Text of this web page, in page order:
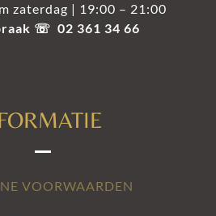
zaterdag | 19:00 – 21:00
☏ 02 361 34 66
VOORWAARDEN